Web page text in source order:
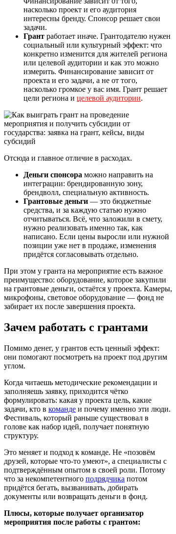
насколько проект и его аудитория
интересны бренду. Спонсор решает свои
задачи.
Грант работает иначе. Грантодателю нужен
социальный или культурный эффект: что
конкретно изменится для жителей региона
или целевой аудитории и как это можно
измерить. Финансирование зависит от
проекта и его задачи, а не от того,
насколько громкое у вас имя. Грант решает
цели региона и целевой аудитории.
Отсюда и главное отличие в расходах.
Деньги спонсора можно направить на
интеграции: брендированную зону,
брендволл, специальную активность.
Грантовые деньги — это бюджетные
средства, и за каждую статью нужно
отчитываться. Всё, что заложили в смету,
нужно реализовать именно так, как
написано. Если цены выросли или нужной
позиции уже нет в продаже, изменения
придётся согласовывать отдельно.
При этом у гранта на мероприятие есть важное
преимущество: оборудование, которое закупили
на грантовые деньги, остаётся у проекта. Камеры,
микрофоны, световое оборудование — фонд не
забирает их после завершения проекта.
Зачем работать с грантами
Помимо денег, у грантов есть ценный эффект:
они помогают посмотреть на проект под другим
углом.
Когда читаешь методические рекомендации и
заполняешь заявку, приходится чётко
формулировать: какая у проекта цель, какие
задачи, кто в команде и почему именно эти люди.
Фестиваль, который раньше существовал в
голове как набор идей, получает понятную
структуру.
Это меняет и подход к команде. Не «позовём
друзей, которые что-то умеют», а специалисты с
подтверждённым опытом в своей роли. Потому
что за некомпетентного подрядчика потом
придётся бегать, вызванивать, добирать
документы или возвращать деньги в фонд.
Плюсы, которые получает организатор
мероприятия после работы с грантом: